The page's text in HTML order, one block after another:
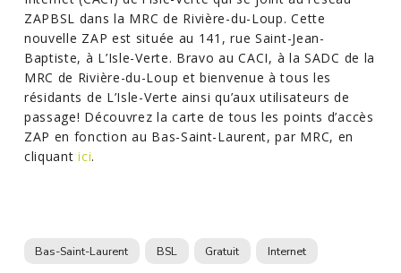
ZAPBSL dans la MRC de Rivière-du-Loup. Cette
nouvelle ZAP est située au 141, rue Saint-Jean-
Baptiste, à L’Isle-Verte. Bravo au CACI, à la SADC de la
MRC de Rivière-du-Loup et bienvenue à tous les
résidants de L’Isle-Verte ainsi qu’aux utilisateurs de
passage! Découvrez la carte de tous les points d’accès
ZAP en fonction au Bas-Saint-Laurent, par MRC, en
cliquantici.
Bas-Saint-Laurent BSL Gratuit Internet